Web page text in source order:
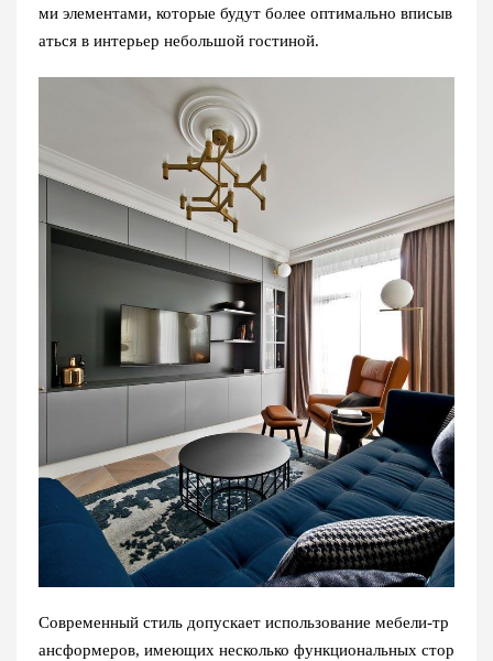
ми элементами, которые будут более оптимально вписыв
аться в интерьер небольшой гостиной.
Современный стиль допускает использование мебели-тр
ансформеров, имеющих несколько функциональных стор